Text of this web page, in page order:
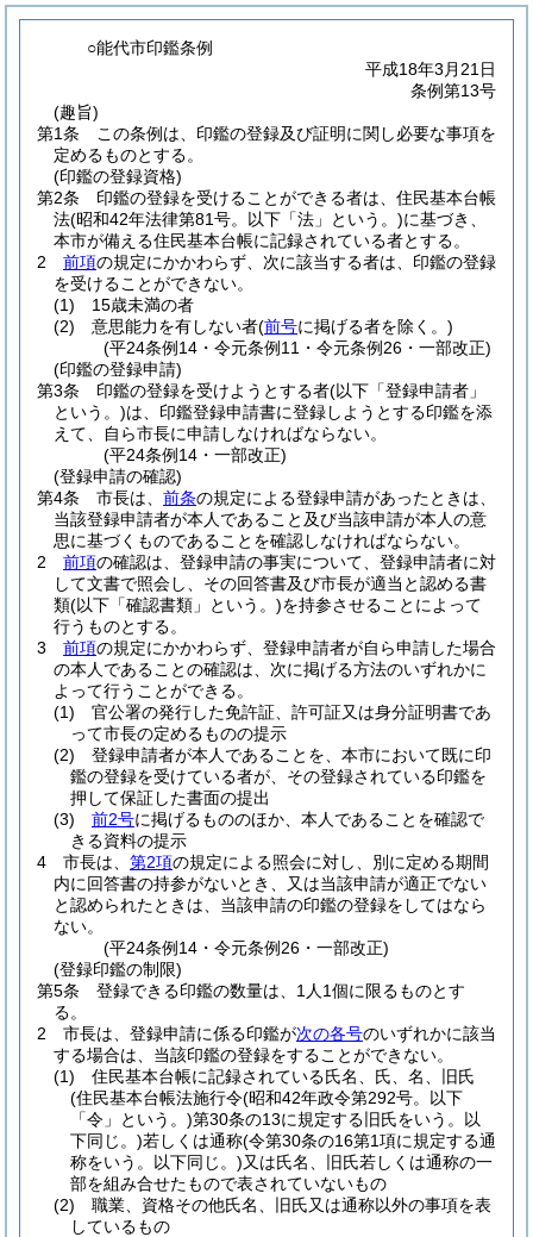
○能代市印鑑条例
平成18年3月21日
条例第13号
(趣旨)
第1条
この条例は、印鑑の登録及び証明に関し必要な事項を
定めるものとする。
(印鑑の登録資格)
第2条
印鑑の登録を受けることができる者は、住民基本台帳
法(昭和42年法律第81号。以下「法」という。)に基づき、
本市が備える住民基本台帳に記録されている者とする。
2
前項の規定にかかわらず、次に該当する者は、印鑑の登録
を受けることができない。
(1)
15歳未満の者
(2)
意思能力を有しない者(前号に掲げる者を除く。)
(平24条例14・令元条例11・令元条例26・一部改正)
(印鑑の登録申請)
第3条
印鑑の登録を受けようとする者(以下「登録申請者」
という。)は、印鑑登録申請書に登録しようとする印鑑を添
えて、自ら市長に申請しなければならない。
(平24条例14・一部改正)
(登録申請の確認)
第4条
市長は、 前条の規定による登録申請があったときは、
当該登録申請者が本人であること及び当該申請が本人の意
思に基づくものであることを確認しなければならない。
2
前項の確認は、登録申請の事実について、登録申請者に対
して文書で照会し、その回答書及び市長が適当と認める書
類(以下「確認書類」という。)を持参させることによって
行うものとする。
3
前項の規定にかかわらず、登録申請者が自ら申請した場合
の本人であることの確認は、次に掲げる方法のいずれかに
よって行うことができる。
(1)
官公署の発行した免許証、許可証又は身分証明書であ
って市長の定めるものの提示
(2)
登録申請者が本人であることを、本市において既に印
鑑の登録を受けている者が、その登録されている印鑑を
押して保証した書面の提出
(3)
前2号に掲げるもののほか、本人であることを確認で
きる資料の提示
4
市長は、 第2項の規定による照会に対し、別に定める期間
内に回答書の持参がないとき、又は当該申請が適正でない
と認められたときは、当該申請の印鑑の登録をしてはなら
ない。
(平24条例14・令元条例26・一部改正)
(登録印鑑の制限)
第5条
登録できる印鑑の数量は、1人1個に限るものとす
る。
2
市長は、登録申請に係る印鑑が次の各号のいずれかに該当
する場合は、当該印鑑の登録をすることができない。
(1)
住民基本台帳に記録されている氏名、氏、名、旧氏
(住民基本台帳法施行令(昭和42年政令第292号。以下
「令」という。)第30条の13に規定する旧氏をいう。以
下同じ。)若しくは通称(令第30条の16第1項に規定する通
称をいう。以下同じ。)又は氏名、旧氏若しくは通称の一
部を組み合せたもので表されていないもの
(2)
職業、資格その他氏名、旧氏又は通称以外の事項を表
しているもの